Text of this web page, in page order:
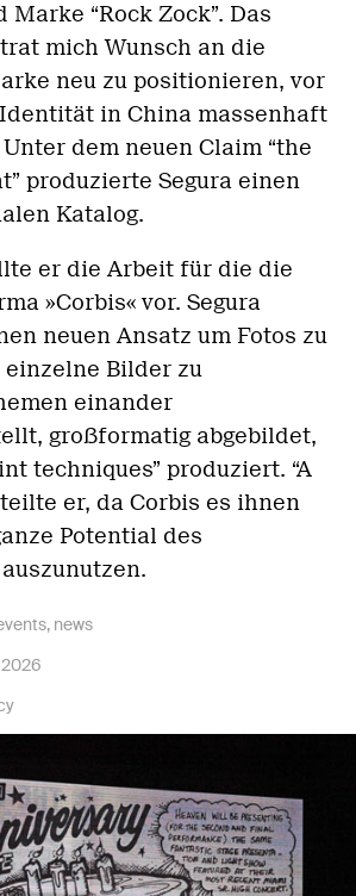
“Rock Zock”. Das
mich Wunsch an die
neu zu positionieren, vor
in China massenhaft
dem neuen Claim “the
produzierte Segura einen
Katalog.
er die Arbeit für die die
»Corbis« vor. Segura
neuen Ansatz um Fotos zu
Bilder zu
einander
großformatig abgebildet,
techniques” produziert. “A
er, da Corbis es ihnen
Potential des
, news